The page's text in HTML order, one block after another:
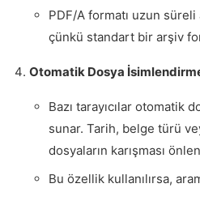
PDF/A formatı uzun
çünkü standart bir arşiv
Otomatik Dosya
Bazı tarayıcılar otomatik
sunar. Tarih, belge türü
dosyaların karışması
Bu özellik kullanılırsa,